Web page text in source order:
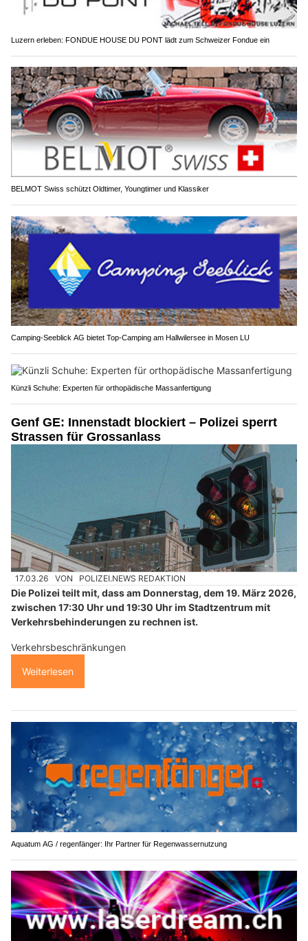
Luzern erleben: FONDUE HOUSE DU PONT lädt zum Schweizer Fondue ein
BELMOT Swiss schützt Oldtimer, Youngtimer und Klassiker
Camping-Seeblick AG bietet Top-Camping am Hallwilersee in Mosen LU
Künzli Schuhe: Experten für orthopädische Massanfertigung
Genf GE: Innenstadt blockiert – Polizei sperrt
Strassen für Grossanlass
17.03.26 VON POLIZEI.NEWS REDAKTION
Die Polizei teilt mit, dass am Donnerstag, dem 19. März 2026,
zwischen 17:30 Uhr und 19:30 Uhr im Stadtzentrum mit
Verkehrsbehinderungen zu rechnen ist.
Verkehrsbeschränkungen
Weiterlesen
Aquatum AG / regenfänger: Ihr Partner für Regenwassernutzung